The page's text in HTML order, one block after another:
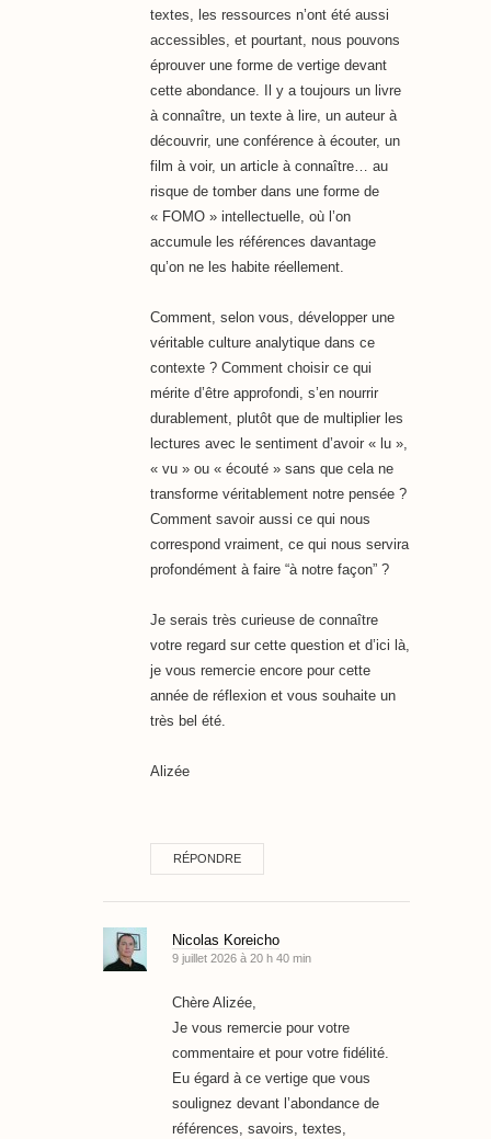
textes, les ressources n’ont été aussi
accessibles, et pourtant, nous pouvons
éprouver une forme de vertige devant
cette abondance. Il y a toujours un livre
à connaître, un texte à lire, un auteur à
découvrir, une conférence à écouter, un
film à voir, un article à connaître… au
risque de tomber dans une forme de
« FOMO » intellectuelle, où l’on
accumule les références davantage
qu’on ne les habite réellement.
Comment, selon vous, développer une
véritable culture analytique dans ce
contexte ? Comment choisir ce qui
mérite d’être approfondi, s’en nourrir
durablement, plutôt que de multiplier les
lectures avec le sentiment d’avoir « lu »,
« vu » ou « écouté » sans que cela ne
transforme véritablement notre pensée ?
Comment savoir aussi ce qui nous
correspond vraiment, ce qui nous servira
profondément à faire “à notre façon” ?
Je serais très curieuse de connaître
votre regard sur cette question et d’ici là,
je vous remercie encore pour cette
année de réflexion et vous souhaite un
très bel été.
Alizée
RÉPONDRE
Nicolas Koreicho
9 juillet 2026 à 20 h 40 min
Chère Alizée,
Je vous remercie pour votre
commentaire et pour votre fidélité.
Eu égard à ce vertige que vous
soulignez devant l’abondance de
références, savoirs, textes,